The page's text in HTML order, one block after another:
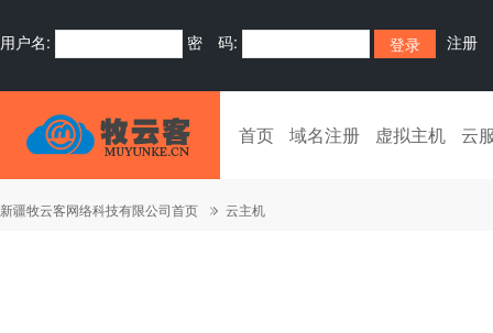
用户名: 密 码: 注册
首页 域名注册 虚拟主机 云
新疆牧云客网络科技有限公司首页 云主机